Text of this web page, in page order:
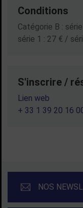
Conditions
Catégorie B :
série 1 : 27 € /
S'inscrire /
Lien web
+ 33 1 39 20 16
NOS